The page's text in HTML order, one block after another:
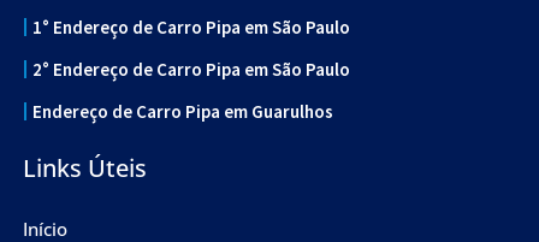
1° Endereço de Carro Pipa em São Paulo
2° Endereço de Carro Pipa em São Paulo
Endereço de Carro Pipa em Guarulhos
Links Úteis
Início